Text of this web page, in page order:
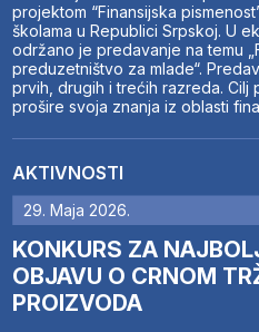
projektom “Finansijska
školama u Republici Srpskoj. U
održano je predavanje na temu
preduzetništvo za mlade“.
prvih, drugih i trećih razreda. Cilj
prošire svoja znanja iz oblasti
AKTIVNOSTI
29. Maja 2026.
KONKURS ZA
OBJAVU O CRNOM
PROIZVODA